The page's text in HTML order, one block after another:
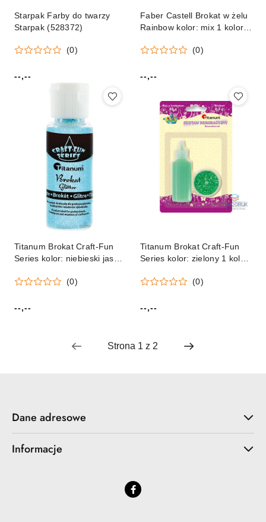
Starpak Farby do twarzy
Starpak (528372)
(0)
Cena:
--,--
Faber Castell Brokat w żelu
Rainbow kolor: mix 1 kolor.
(0)
Cena:
--,--
Titanum Brokat Craft-Fun
Series kolor: niebieski jasny
(0)
Cena:
--,--
Titanum Brokat Craft-Fun
Series kolor: zielony 1 kolor.
(0)
Cena:
--,--
Dane adresowe
Informacje